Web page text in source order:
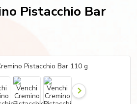
Pistacchio Bar